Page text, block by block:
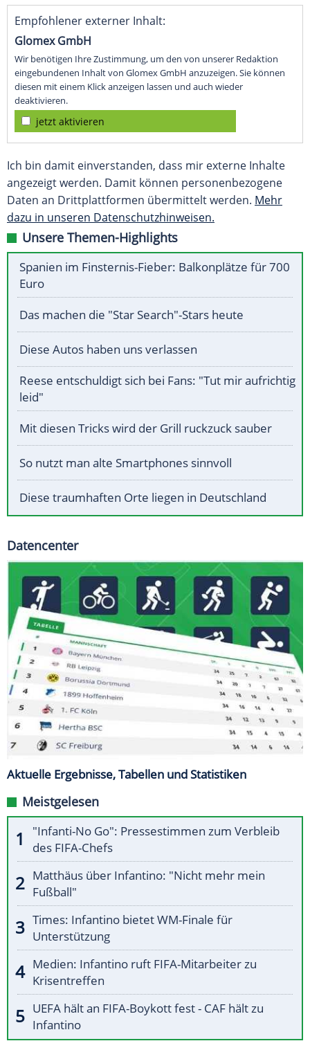
Empfohlener externer Inhalt:
Glomex GmbH
Wir benötigen Ihre Zustimmung, um den von unserer Redaktion
eingebundenen Inhalt von Glomex GmbH anzuzeigen. Sie können
diesen mit einem Klick anzeigen lassen und auch wieder
deaktivieren.
jetzt aktivieren
Ich bin damit einverstanden, dass mir externe Inhalte
angezeigt werden. Damit können personenbezogene
Daten an Drittplattformen übermittelt werden. Mehr
dazu in unseren Datenschutzhinweisen.
Unsere Themen-Highlights
Spanien im Finsternis-Fieber: Balkonplätze für 700
Euro
Das machen die "Star Search"-Stars heute
Diese Autos haben uns verlassen
Reese entschuldigt sich bei Fans: "Tut mir aufrichtig
leid"
Mit diesen Tricks wird der Grill ruckzuck sauber
So nutzt man alte Smartphones sinnvoll
Diese traumhaften Orte liegen in Deutschland
Datencenter
Aktuelle Ergebnisse, Tabellen und Statistiken
Meistgelesen
"Infanti-No Go": Pressestimmen zum Verbleib
des FIFA-Chefs
Matthäus über Infantino: "Nicht mehr mein
Fußball"
Times: Infantino bietet WM-Finale für
Unterstützung
Medien: Infantino ruft FIFA-Mitarbeiter zu
Krisentreffen
UEFA hält an FIFA-Boykott fest - CAF hält zu
Infantino